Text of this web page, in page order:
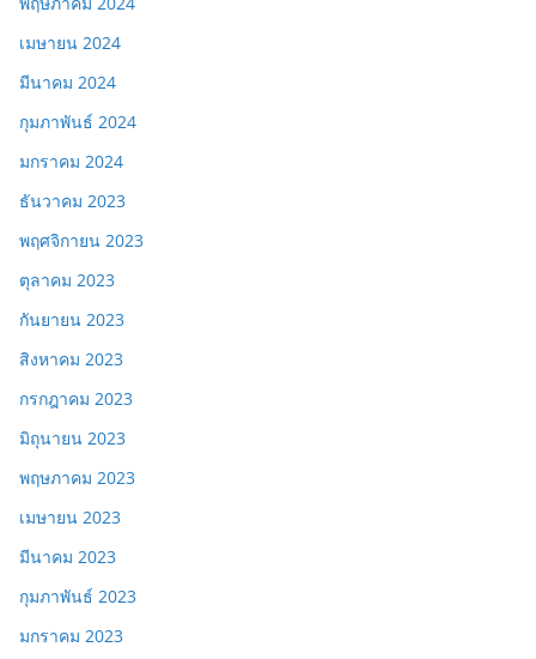
เมษายน 2024
มีนาคม 2024
กุมภาพันธ์ 2024
มกราคม 2024
ธันวาคม 2023
พฤศจิกายน 2023
ตุลาคม 2023
กันยายน 2023
สิงหาคม 2023
กรกฎาคม 2023
มิถุนายน 2023
พฤษภาคม 2023
เมษายน 2023
มีนาคม 2023
กุมภาพันธ์ 2023
มกราคม 2023